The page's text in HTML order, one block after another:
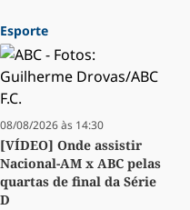
Esporte
08/08/2026 às 14:30
[VÍDEO] Onde assistir
Nacional-AM x ABC pelas
quartas de final da Série
D